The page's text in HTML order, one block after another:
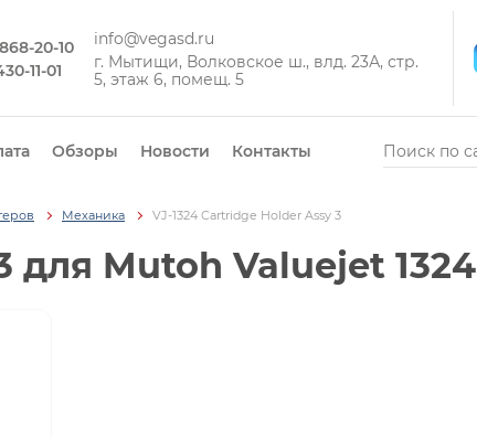
20-10
11-01
info@vegasd.ru
г. Мытищи, Волковское ш., влд. 23А, стр.
5, этаж 6, помещ. 5
Обзоры Новости Контакты
Механика VJ-1324 Cartridge Holder Assy 3
для Mutoh Valuejet 1324